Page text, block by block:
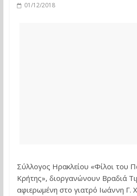
01/12/2018
Σύλλογος Ηρακλείου «Φίλοι του
Κρήτης», διοργανώνουν Βραδιά
αφιερωμένη στο γιατρό Ιωάννη Γ.